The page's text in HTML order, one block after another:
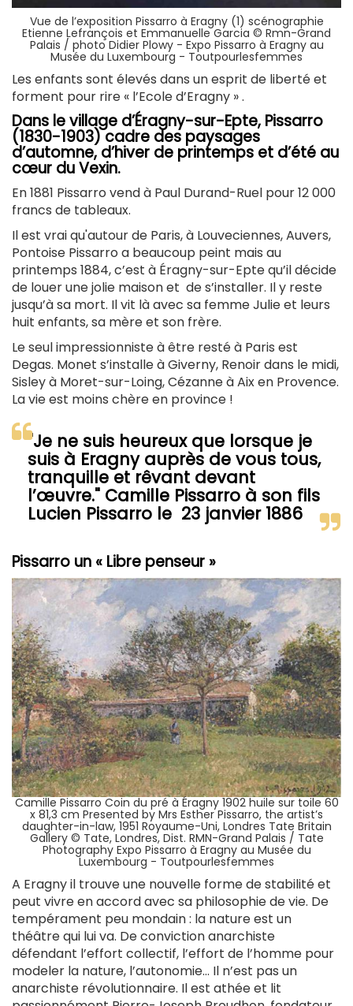
Vue de l’exposition Pissarro à Eragny (1) scénographie
Etienne Lefrançois et Emmanuelle Garcia © Rmn-Grand
Palais / photo Didier Plowy - Expo Pissarro à Eragny au
Musée du Luxembourg - Toutpourlesfemmes
Les enfants sont élevés dans un esprit de liberté et
forment pour rire « l’Ecole d’Eragny » .
Dans le village d’Éragny-sur-Epte, Pissarro
(1830-1903) cadre des paysages
d’automne, d’hiver de printemps et d’été au
cœur du Vexin.
En 1881 Pissarro vend à Paul Durand-Ruel pour 12 000
francs de tableaux.
Il est vrai qu'autour de Paris, à Louveciennes, Auvers,
Pontoise Pissarro a beaucoup peint mais au
printemps 1884, c’est à Éragny-sur-Epte qu’il décide
de louer une jolie maison et de s’installer. Il y reste
jusqu’à sa mort. Il vit là avec sa femme Julie et leurs
huit enfants, sa mère et son frère.
Le seul impressionniste à être resté à Paris est
Degas. Monet s’installe à Giverny, Renoir dans le midi,
Sisley à Moret-sur-Loing, Cézanne à Aix en Provence.
La vie est moins chère en province !
"Je ne suis heureux que lorsque je
suis à Eragny auprès de vous tous,
tranquille et rêvant devant
l’œuvre." Camille Pissarro à son fils
Lucien Pissarro le 23 janvier 1886
Pissarro un « Libre penseur »
Camille Pissarro Coin du pré à Éragny 1902 huile sur toile 60
x 81,3 cm Presented by Mrs Esther Pissarro, the artist’s
daughter-in-law, 1951 Royaume-Uni, Londres Tate Britain
Gallery © Tate, Londres, Dist. RMN-Grand Palais / Tate
Photography Expo Pissarro à Eragny au Musée du
Luxembourg - Toutpourlesfemmes
A Eragny il trouve une nouvelle forme de stabilité et
peut vivre en accord avec sa philosophie de vie. De
tempérament peu mondain : la nature est un
théâtre qui lui va. De conviction anarchiste
défendant l’effort collectif, l’effort de l’homme pour
modeler la nature, l’autonomie… Il n’est pas un
anarchiste révolutionnaire. Il est athée et lit